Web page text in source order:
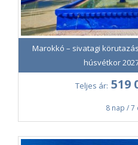
Marokkó – sivatagi
húsvétkor
Teljes ár: 519
8 nap / 7